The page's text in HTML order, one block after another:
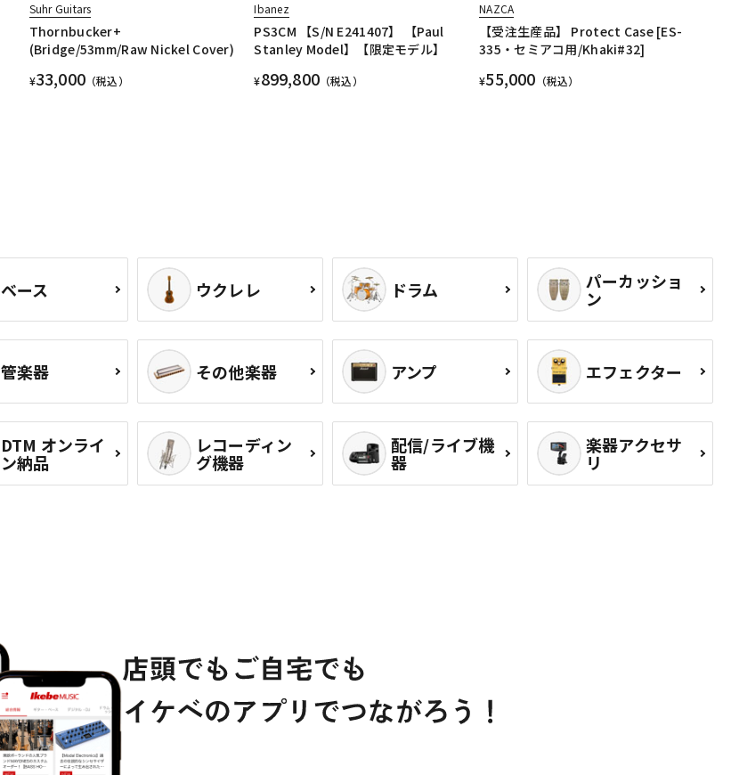
Suhr Guitars
Thornbucker+
(Bridge/53mm/Raw Nickel Cover)
¥33,000 （税込）
Ibanez
PS3CM 【S/N E241407】 【Paul
Stanley Model】【限定モデル】
¥899,800 （税込）
NAZCA
【受注生産品】 Protect Case [ES-
335・セミアコ用/Khaki#32]
¥55,000 （税込）
ベース ウクレレ ドラム パーカッショ
ン
管楽器 その他楽器 アンプ エフェクター
DTM オンライ
ン納品
レコーディン
グ機器
配信/ライブ機
器
楽器アクセサ
リ